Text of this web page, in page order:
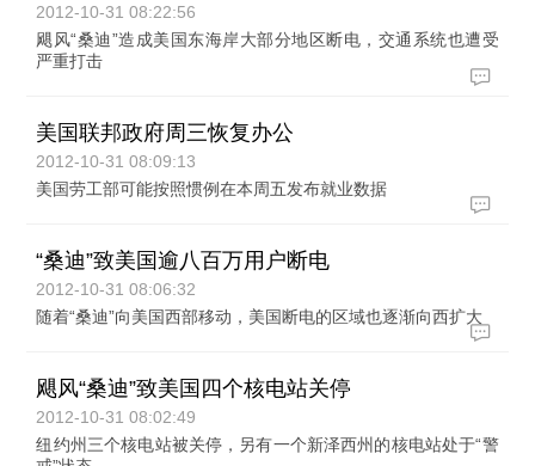
2012-10-31 08:22:56
飓风“桑迪”造成美国东海岸大部分地区断电，交通系统也遭受
严重打击
美国联邦政府周三恢复办公
2012-10-31 08:09:13
美国劳工部可能按照惯例在本周五发布就业数据
“桑迪”致美国逾八百万用户断电
2012-10-31 08:06:32
随着“桑迪”向美国西部移动，美国断电的区域也逐渐向西扩大
飓风“桑迪”致美国四个核电站关停
2012-10-31 08:02:49
纽约州三个核电站被关停，另有一个新泽西州的核电站处于“警